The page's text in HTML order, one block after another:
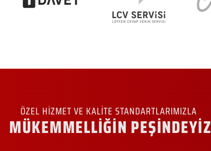
ÖZEL HİZMET VE KALİTE STANDARTLARIMIZLA
MÜKEMMELLİĞİN PEŞİNDEYİZ